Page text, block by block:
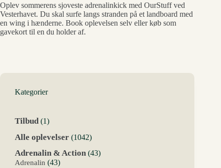
Oplev sommerens sjoveste adrenalinkick med OurStuff ved
Vesterhavet. Du skal surfe langs stranden på et landboard med
en wing i hænderne. Book oplevelsen selv eller køb som
gavekort til en du holder af.
Kategorier
Tilbud 11
Alle oplevelser 10421042
Adrenalin & Action 4343
Adrenalin 4343